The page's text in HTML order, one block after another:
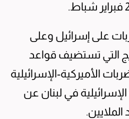
على إسرائيل وعلى
التي تستضيف قواعد
​الأميركية-الإسرائيلية
في ​لبنان ⁠عن